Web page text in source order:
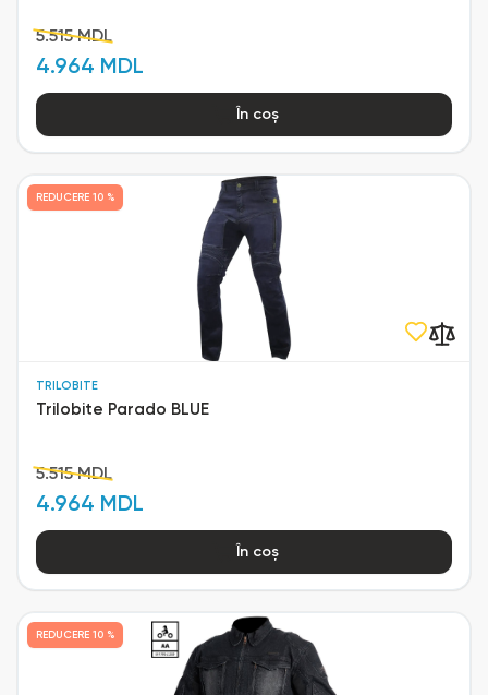
5.515 MDL
4.964 MDL
În coș
TRILOBITE
Trilobite Parado BLUE
5.515 MDL
4.964 MDL
REDUCERE 10 %
În coș
REDUCERE 10 %